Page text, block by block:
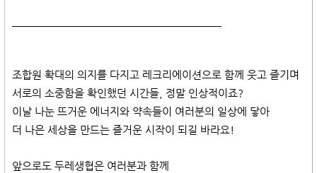
조합원 확대의 의지를 다지고 레크리에이션으로 함께 웃고 즐기며
서로의 소중함을 확인했던 시간들, 정말 인상적이죠?
이날 나눈 뜨거운 에너지와 약속들이 여러분의 일상에 닿아
더 나은 세상을 만드는 즐거운 시작이 되길 바라요!
앞으로도 두레생협은 여러분과 함께